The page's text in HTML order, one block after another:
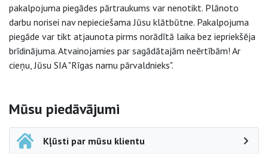
pakalpojuma piegādes pārtraukums var nenotikt. Plānoto
darbu norisei nav nepieciešama Jūsu klātbūtne. Pakalpojuma
piegāde var tikt atjaunota pirms norādītā laika bez iepriekšēja
brīdinājuma. Atvainojamies par sagādātajām neērtībām! Ar
cieņu, Jūsu SIA "Rīgas namu pārvaldnieks".
Sāna navigācija
Mūsu piedāvājumi
Kļūsti par mūsu klientu